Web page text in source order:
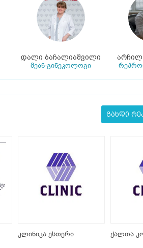
დალი ბაჩალიაშვილი
მეან-გინეკოლოგი
არჩილ
გახდი
კლინიკა ესთერი ქალთა